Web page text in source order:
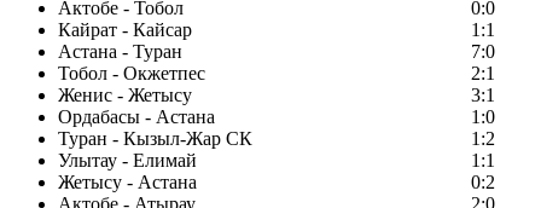
Актобе - Тобол
0:0
Кайрат - Кайсар
1:1
Астана - Туран
7:0
Тобол - Окжетпес
2:1
Женис - Жетысу
3:1
Ордабасы - Астана
1:0
Туран - Кызыл-Жар СК
1:2
Улытау - Елимай
1:1
Жетысу - Астана
0:2